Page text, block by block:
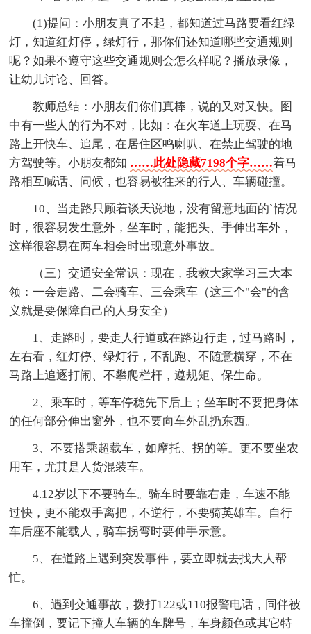
(1)提问：小朋友真了不起，都知道过马路要看红绿
灯，知道红灯停，绿灯行，那你们还知道哪些交通规则
呢？如果不遵守这些交通规则会怎么样呢？播放录像，
让幼儿讨论、回答。
教师总结：小朋友们你们真棒，说的又对又快。图
中有一些人的行为不对，比如：在火车道上玩耍、在马
路上开快车、追尾，在居住区鸣喇叭、在禁止驾驶的地
方驾驶等。小朋友都知 ……此处隐藏7198个字……着马
路相互喊话、问候，也容易被往来的行人、车辆碰撞。
10、当走路只顾着谈天说地，没有留意地面的`情况
时，很容易发生意外，坐车时，能把头、手伸出车外，
这样很容易在两车相会时出现意外事故。
（三）交通安全常识：现在，我教大家学习三大本
领：一会走路、二会骑车、三会乘车（这三个"会"的含
义就是要保障自己的人身安全）
1、走路时，要走人行道或在路边行走，过马路时，
左右看，红灯停、绿灯行，不乱跑、不随意横穿，不在
马路上追逐打闹、不攀爬栏杆，遵规矩、保生命。
2、乘车时，等车停稳先下后上；坐车时不要把身体
的任何部分伸出窗外，也不要向车外乱扔东西。
3、不要搭乘超载车，如摩托、拐的等。更不要坐农
用车，尤其是人货混装车。
4.12岁以下不要骑车。骑车时要靠右走，车速不能
过快，更不能双手离把，不逆行，不要骑英雄车。自行
车后座不能载人，骑车拐弯时要伸手示意。
5、在道路上遇到突发事件，要立即就去找大人帮
忙。
6、遇到交通事故，拨打122或110报警电话，同伴被
车撞倒，要记下撞人车辆的车牌号，车身颜色或其它特